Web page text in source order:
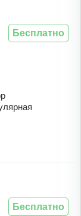
Бесплатно
Бесплатно